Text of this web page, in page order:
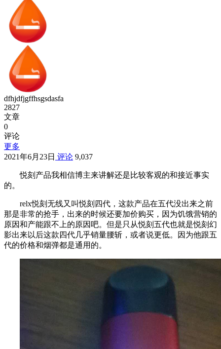
dfhjdfjgffhsgsdasfa
2827
文章
0
评论
更多
2021年6月23日 评论 9,037
悦刻产品我相信博主来讲解还是比较客观的和接近事实
的。
relx悦刻无线又叫悦刻四代，这款产品在五代没出来之前
那是非常的抢手，出来的时候还要加价购买，因为饥饿营销的
原因和产能跟不上的原因吧。但是只从悦刻五代也就是悦刻幻
影出来以后这款四代几乎销量腰斩，或者说更低。因为他跟五
代的价格和烟弹都是通用的。